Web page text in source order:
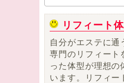
リフィート
自分がエステに
専門のリフィート
った体型が理想
います。リフィー